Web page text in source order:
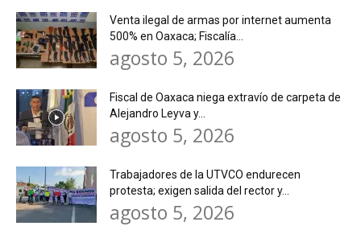
Venta ilegal de armas por internet aumenta
500% en Oaxaca; Fiscalía...
agosto 5, 2026
Fiscal de Oaxaca niega extravío de carpeta de
Alejandro Leyva y...
agosto 5, 2026
Trabajadores de la UTVCO endurecen
protesta; exigen salida del rector y...
agosto 5, 2026